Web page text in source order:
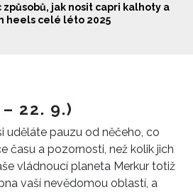
způsobů, jak nosit capri kalhoty a
heels celé léto 2025
22. 9.)
uděláte pauzu od něčeho, co
času a pozornosti, než kolik jich
vládnoucí planeta Merkur totiž
vaší nevědomou oblastí, a